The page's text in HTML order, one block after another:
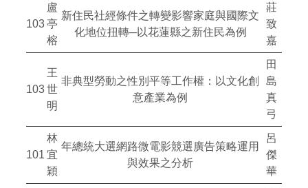
103
盧
亭
榕
新住民社經條件之轉變影響家庭與國際文
化地位扭轉─以花蓮縣之新住民為例
莊
致
嘉
103
王
世
明
非典型勞動之性別平等工作權：以文化創
意產業為例
田
島
真
弓
101
林
宜
穎
年總統大選網路微電影競選廣告策略運用
與效果之分析
呂
傑
華